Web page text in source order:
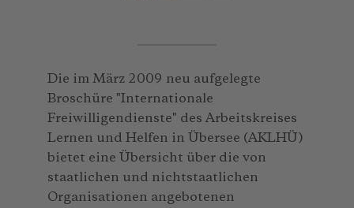
Die im März 2009 neu aufgelegte
Broschüre "Internationale
Freiwilligendienste" des Arbeitskreises
Lernen und Helfen in Übersee (AKLHÜ)
bietet eine Übersicht über die von
staatlichen und nichtstaatlichen
Organisationen angebotenen